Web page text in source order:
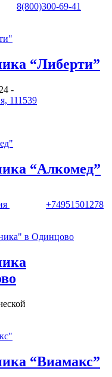
8(800)300-69-41
“Либерти”
-
111539
“Алкомед”
+74951501278
“Виамакс”